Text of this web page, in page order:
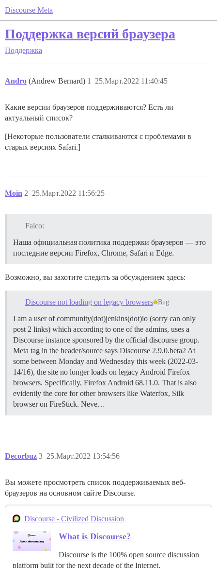
Discourse Meta
Поддержка версий браузера
Поддержка
Andro (Andrew Bernard) 25.Март.2022 11:40:45
1
Какие версии браузеров поддерживаются? Есть ли
актуальный список?
[Некоторые пользователи сталкиваются с проблемами в
старых версиях Safari.]
Moin 25.Март.2022 11:56:25
2
Falco:
Наша официальная политика поддержки браузеров — это
последние версии Firefox, Chrome, Safari и Edge.
Возможно, вы захотите следить за обсуждением здесь:
Discourse not loading on legacy browsers Bug
I am a user of community(dot)jenkins(dot)io (sorry can only
post 2 links) which according to one of the admins, uses a
Discourse instance sponsored by the official discourse group.
Meta tag in the header/source says Discourse 2.9.0.beta2 At
some between Monday and Wednesday this week (2022-03-
14/16), the site no longer loads on legacy Android Firefox
browsers. Specifically, Firefox Android 68.11.0. That is also
evidently the core for other browsers like Waterfox, Silk
browser on FireStick. Neve…
Decorbuz 25.Март.2022 13:54:56
3
Вы можете просмотреть список поддерживаемых веб-
браузеров на основном сайте Discourse.
Discourse - Civilized Discussion
What is Discourse?
Discourse is the 100% open source discussion
platform built for the next decade of the Internet.